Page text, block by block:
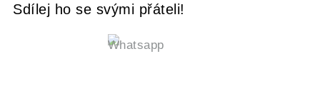
Sdílej ho se svými přáteli!